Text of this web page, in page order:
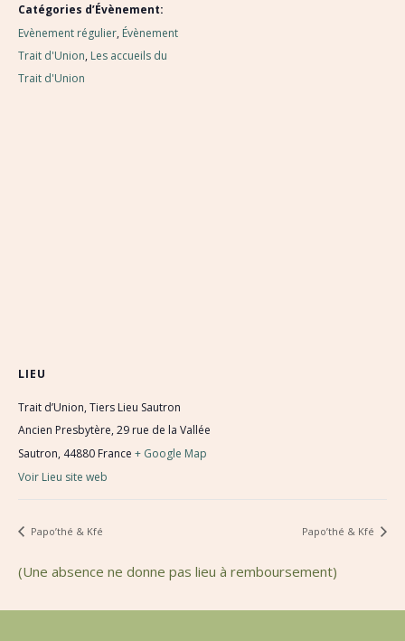
Catégories d’Évènement:
Evènement régulier, Évènement
Trait d'Union, Les accueils du
Trait d'Union
LIEU
Trait d’Union, Tiers Lieu Sautron
Ancien Presbytère, 29 rue de la Vallée
Sautron, 44880 France + Google Map
Voir Lieu site web
Papo’thé & Kfé Papo’thé & Kfé
(Une absence ne donne pas lieu à remboursement)